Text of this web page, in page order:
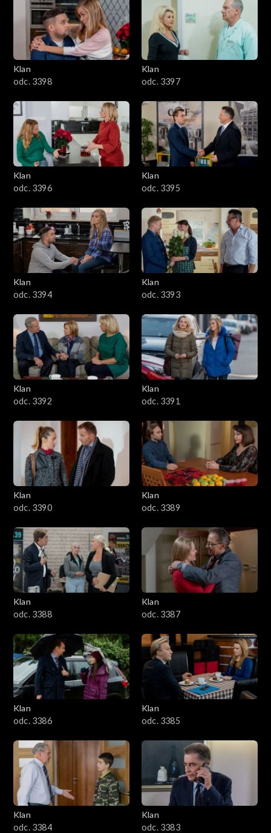
4201–4300
4101–4200
3901–4000
3801–3900
3701–3800
3601–3700
3501–3600
3401–3500
3201–3300
3101–3200
3001–3100
2901–3000
2801–2900
2701–2800
2501–2600
2401–2500
2301–2400
2201–2300
2101–2200
2001–2100
1901–2000
1801–1900
1701–1800
1601–1700
Klan
odc. 3398
Klan
odc. 3397
Klan
odc. 3396
Klan
odc. 3395
Klan
odc. 3394
Klan
odc. 3393
Klan
odc. 3392
Klan
odc. 3391
Klan
odc. 3390
Klan
odc. 3389
Klan
odc. 3388
Klan
odc. 3387
Klan
odc. 3386
Klan
odc. 3385
Klan
odc. 3384
Klan
odc. 3383